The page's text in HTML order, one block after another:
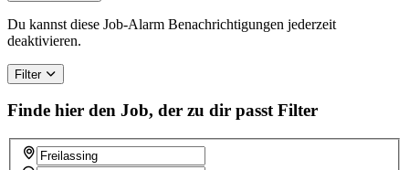
Du kannst diese Job-Alarm Benachrichtigungen jederzeit
deaktivieren.
Filter
Finde hier den Job, der zu dir passt Filter